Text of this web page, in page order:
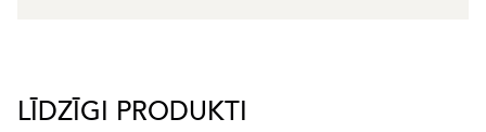
LĪDZĪGI PRODUKTI